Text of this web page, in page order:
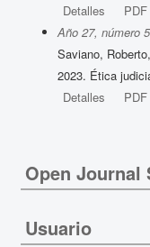
Detalles
PDF
Año 27, número
Saviano,
2023. Ética
Detalles
PDF
Open Journal
Usuario